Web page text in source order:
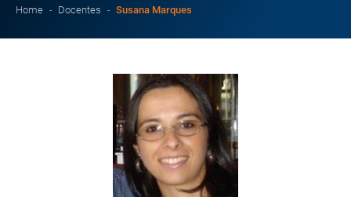
Home Docentes Susana Marques